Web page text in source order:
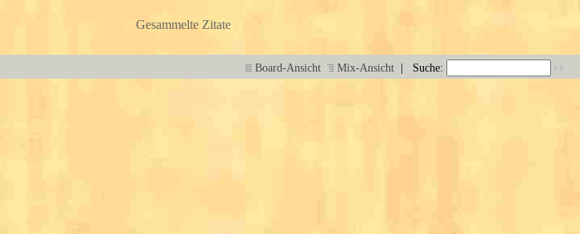
Gesammelte Zitate
Board-Ansicht Mix-Ansicht | Suche: